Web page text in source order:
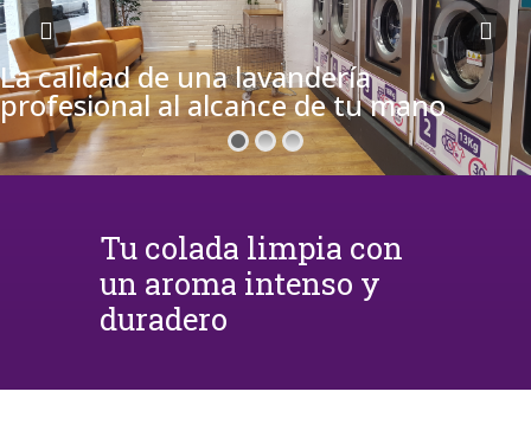
La calidad de una lavandería
profesional al alcance de tu mano
Tu colada limpia con
un aroma intenso y
duradero